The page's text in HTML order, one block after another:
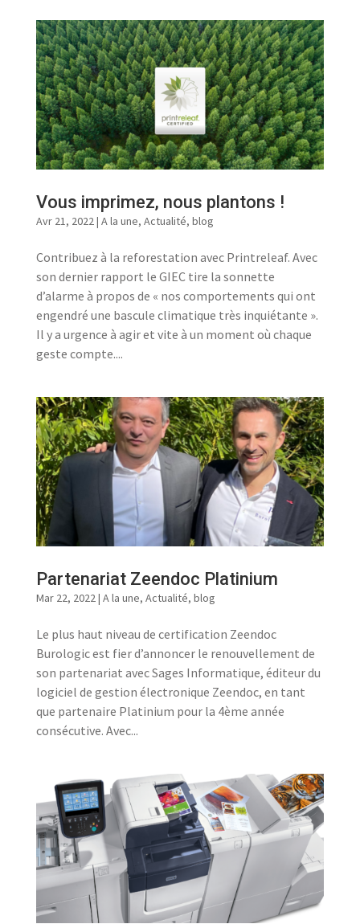
Vous imprimez, nous plantons !
Avr 21, 2022| A la une, Actualité, blog
Contribuez à la reforestation avec Printreleaf. Avec
son dernier rapport le GIEC tire la sonnette
d’alarme à propos de « nos comportements qui ont
engendré une bascule climatique très inquiétante ».
Il y a urgence à agir et vite à un moment où chaque
geste compte....
Partenariat Zeendoc Platinium
Mar 22, 2022| A la une, Actualité, blog
Le plus haut niveau de certification Zeendoc
Burologic est fier d’annoncer le renouvellement de
son partenariat avec Sages Informatique, éditeur du
logiciel de gestion électronique Zeendoc, en tant
que partenaire Platinium pour la 4ème année
consécutive. Avec...